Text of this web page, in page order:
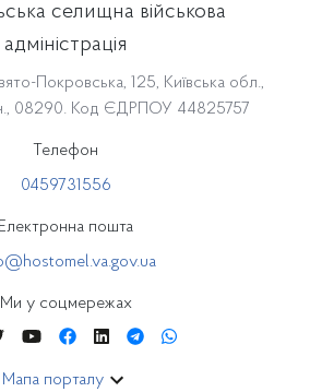
селищна військова
адміністрація
Покровська, 125, Київська обл.,
08290. Код ЄДРПОУ 44825757
Телефон
0459731556
Електронна пошта
Ми у соцмережах
Мапа порталу